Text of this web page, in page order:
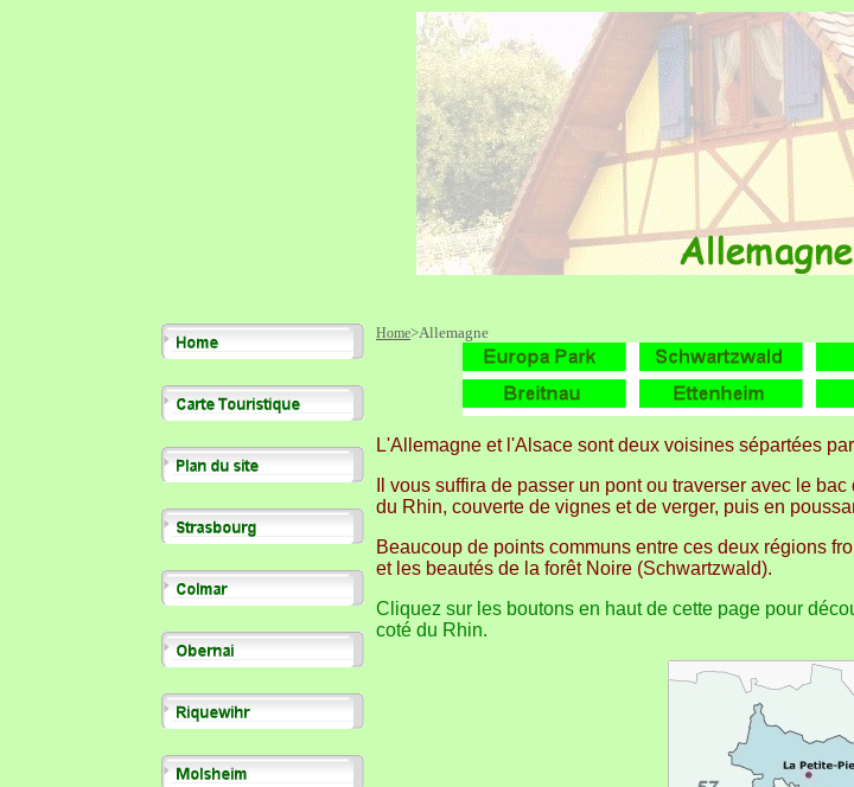
Home>Allemagne
L'Allemagne et l'Alsace sont deux voisines sépartées
Il vous suffira de passer un pont ou traverser avec le
du Rhin, couverte de vignes et de verger, puis en
Beaucoup de points communs entre ces deux régions
et les beautés de la forêt Noire (Schwartzwald).
Cliquez sur les boutons en haut de cette page pour
coté du Rhin.